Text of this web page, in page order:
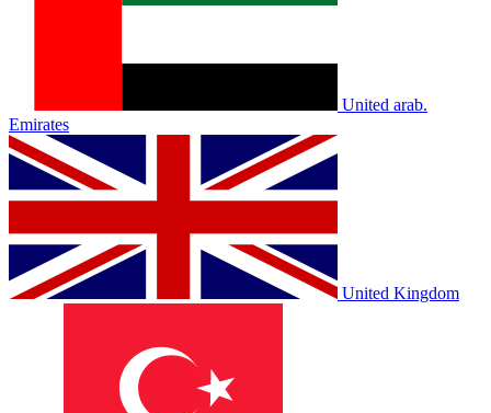
United arab.
Emirates
United Kingdom